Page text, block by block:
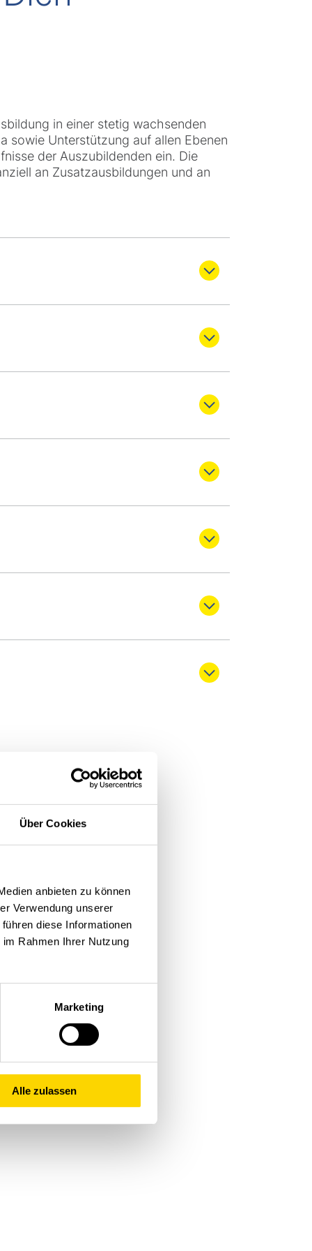
Über Cookies
anbieten zu können
Verwendung unserer
diese Informationen
Rahmen Ihrer Nutzung
Marketing
Alle zulassen
in einer stetig wachsenden
sowie Unterstützung auf allen Ebenen
der Auszubildenden ein. Die
an Zusatzausbildungen und an
und
letzten drei Schuljahre)